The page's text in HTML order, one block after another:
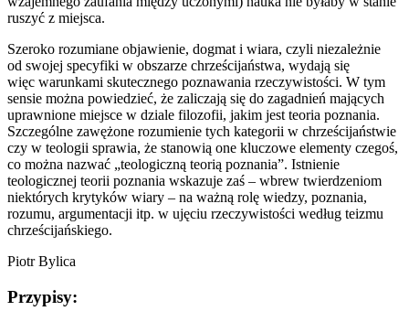
ruszyć z miejsca.
Szeroko rozumiane objawienie, dogmat i wiara, czyli niezależnie
od swojej specyfiki w obszarze chrześcijaństwa, wydają się
więc warunkami skutecznego poznawania rzeczywistości. W tym
sensie można powiedzieć, że zaliczają się do zagadnień mających
uprawnione miejsce w dziale filozofii, jakim jest teoria poznania.
Szczególne zawężone rozumienie tych kategorii w chrześcijaństwie
czy w teologii sprawia, że stanowią one kluczowe elementy czegoś,
co można nazwać „teologiczną teorią poznania”. Istnienie
teologicznej teorii poznania wskazuje zaś – wbrew twierdzeniom
niektórych krytyków wiary – na ważną rolę wiedzy, poznania,
rozumu, argumentacji itp. w ujęciu rzeczywistości według teizmu
chrześcijańskiego.
Piotr Bylica
Przypisy: